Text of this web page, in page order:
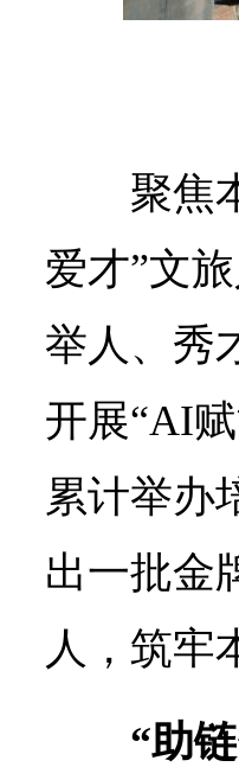
聚焦
爱才”文
举人、秀
开展“AI
累计举办
出一批金
人，筑牢
“助